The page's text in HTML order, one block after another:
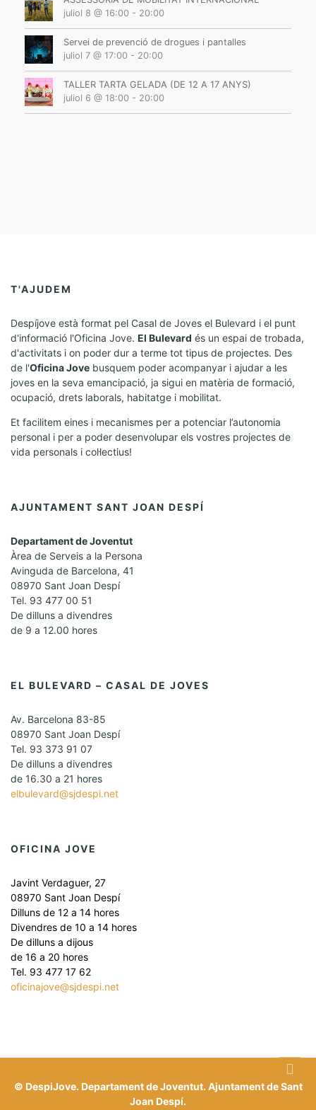
juliol 8 @ 16:00 - 20:00
Servei de prevenció de drogues i pantalles
juliol 7 @ 17:00 - 20:00
TALLER TARTA GELADA (DE 12 A 17 ANYS)
juliol 6 @ 18:00 - 20:00
T'AJUDEM
Despíjove està format pel Casal de Joves el Bulevard i el punt
d'informació l'Oficina Jove. El Bulevard és un espai de trobada,
d'activitats i on poder dur a terme tot tipus de projectes. Des
de l'Oficina Jove busquem poder acompanyar i ajudar a les
joves en la seva emancipació, ja sigui en matèria de formació,
ocupació, drets laborals, habitatge i mobilitat.
Et facilitem eines i mecanismes per a potenciar l’autonomia
personal i per a poder desenvolupar els vostres projectes de
vida personals i col·lectius!
AJUNTAMENT SANT JOAN DESPÍ
Departament de Joventut
Àrea de Serveis a la Persona
Avinguda de Barcelona, 41
08970 Sant Joan Despí
Tel. 93 477 00 51
De dilluns a divendres
de 9 a 12.00 hores
EL BULEVARD – CASAL DE JOVES
Av. Barcelona 83-85
08970 Sant Joan Despí
Tel. 93 373 91 07
De dilluns a divendres
de 16.30 a 21 hores
elbulevard@sjdespi.net
OFICINA JOVE
Javint Verdaguer, 27
08970 Sant Joan Despí
Dilluns de 12 a 14 hores
Divendres de 10 a 14 hores
De dilluns a dijous
de 16 a 20 hores
Tel. 93 477 17 62
oficinajove@sjdespi.net
© DespiJove. Departament de Joventut. Ajuntament de Sant
Joan Despí.